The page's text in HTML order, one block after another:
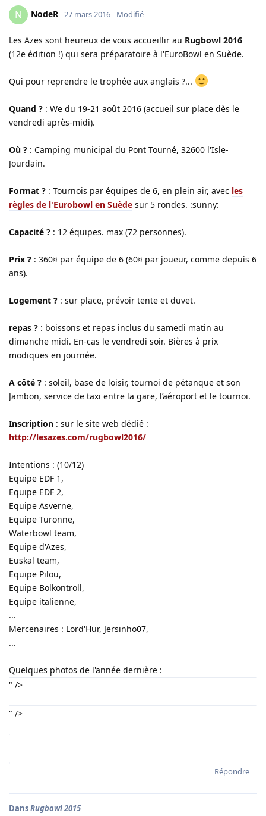
N NodeR 27 mars 2016 Modifié
Les Azes sont heureux de vous accueillir au Rugbowl 2016
(12e édition !) qui sera préparatoire à l'EuroBowl en Suède.
Qui pour reprendre le trophée aux anglais ?...
Quand ? : We du 19-21 août 2016 (accueil sur place dès le
vendredi après-midi).
Où ? : Camping municipal du Pont Tourné, 32600 l'Isle-
Jourdain.
Format ? : Tournois par équipes de 6, en plein air, avec les
règles de l'Eurobowl en Suède sur 5 rondes. :sunny:
Capacité ? : 12 équipes. max (72 personnes).
Prix ? : 360¤ par équipe de 6 (60¤ par joueur, comme depuis 6
ans).
Logement ? : sur place, prévoir tente et duvet.
repas ? : boissons et repas inclus du samedi matin au
dimanche midi. En-cas le vendredi soir. Bières à prix
modiques en journée.
A côté ? : soleil, base de loisir, tournoi de pétanque et son
Jambon, service de taxi entre la gare, l’aéroport et le tournoi.
Inscription : sur le site web dédié :
http://lesazes.com/rugbowl2016/
Intentions : (10/12)
Equipe EDF 1,
Equipe EDF 2,
Equipe Asverne,
Equipe Turonne,
Waterbowl team,
Equipe d'Azes,
Euskal team,
Equipe Pilou,
Equipe Bolkontroll,
Equipe italienne,
...
Mercenaires : Lord'Hur, Jersinho07,
...
Quelques photos de l'année dernière :
" />
" />
Répondre
DansRugbowl 2015